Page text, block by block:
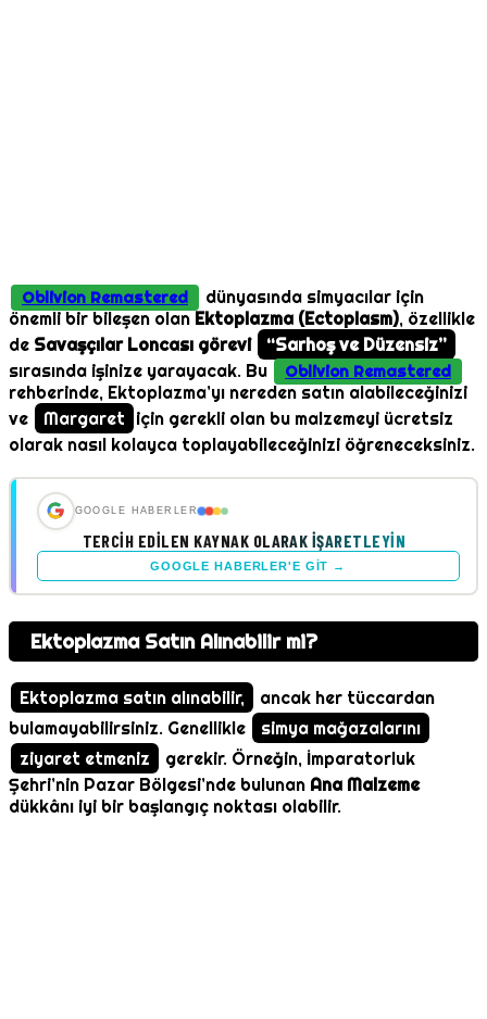
Oblivion Remastered
dünyasında simyacılar için
önemli bir bileşen olan Ektoplazma (Ectoplasm), özellikle
de Savaşçılar Loncası görevi
“Sarhoş ve Düzensiz”
sırasında işinize yarayacak. Bu
Oblivion Remastered
rehberinde, Ektoplazma’yı nereden satın alabileceğinizi
ve
Margaret için gerekli olan bu malzemeyi ücretsiz
olarak nasıl kolayca toplayabileceğinizi öğreneceksiniz.
GOOGLE HABERLER
TERCIH EDILEN KAYNAK OLARAK İŞARETLEYIN
GOOGLE HABERLER'E GIT →
Ektoplazma Satın Alınabilir mi?
Ektoplazma satın alınabilir,
ancak her tüccardan
bulamayabilirsiniz. Genellikle
simya mağazalarını
ziyaret etmeniz
gerekir. Örneğin, İmparatorluk
Şehri’nin Pazar Bölgesi’nde bulunan Ana Malzeme
dükkânı iyi bir başlangıç noktası olabilir.